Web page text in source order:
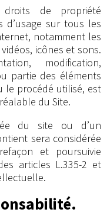
de propriété
sur tous les
notamment les
icônes et sons.
modification,
partie des éléments
le procédé utilisé, est
du Site.
du site ou d’un
sera considérée
et poursuivie
articles L.335-2 et